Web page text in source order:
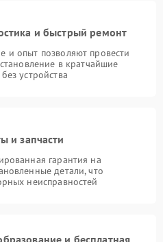
и быстрый ремонт
и опыт позволяют провести
в кратчайшие
устройства
и запчасти
гарантия на
детали, что
неисправностей
и бесплатная